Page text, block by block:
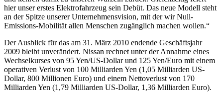
hier unser erstes Elektrofahrzeug sein Debüt. Das neue Modell steht
an der Spitze unserer Unternehmensvision, mit der wir Null-
Emissions-Mobilität allen Menschen zugänglich machen wollen.“
Der Ausblick für das am 31. März 2010 endende Geschäftsjahr
2009 bleibt unverändert. Nissan rechnet unter der Annahme eines
Wechselkurses von 95 Yen/US-Dollar und 125 Yen/Euro mit einem
operativen Verlust von 100 Milliarden Yen (1,05 Milliarden US-
Dollar, 800 Millionen Euro) und einem Nettoverlust von 170
Milliarden Yen (1,79 Milliarden US-Dollar, 1,36 Milliarden Euro).